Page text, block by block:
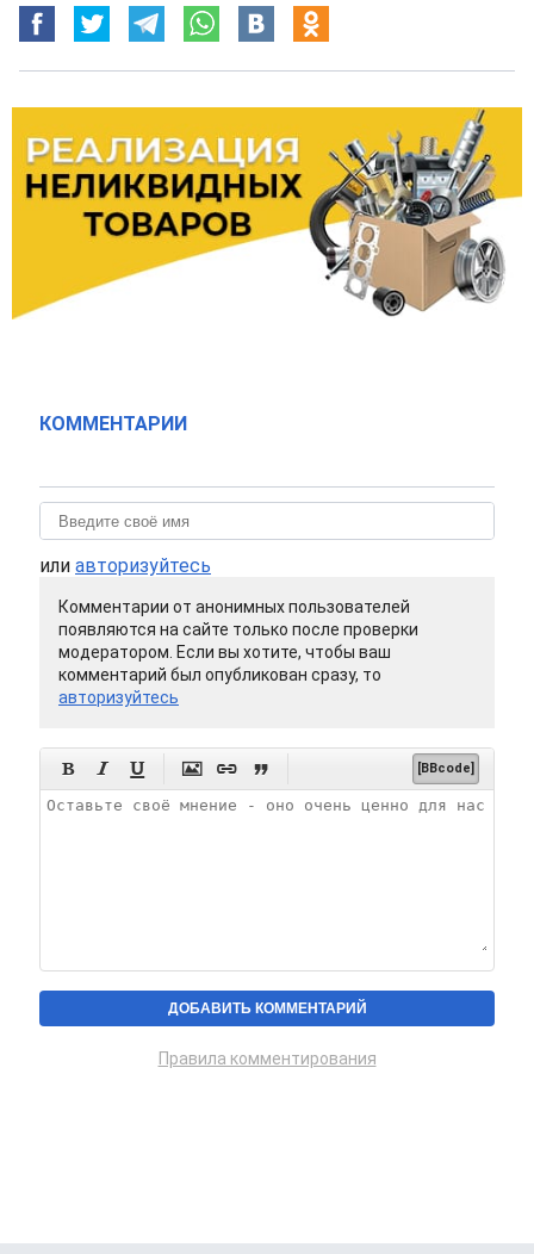
КОММЕНТАРИИ
или авторизуйтесь
Комментарии от анонимных пользователей
появляются на сайте только после проверки
модератором. Если вы хотите, чтобы ваш
комментарий был опубликован сразу, то
авторизуйтесь
      [BBcode]
Правила комментирования